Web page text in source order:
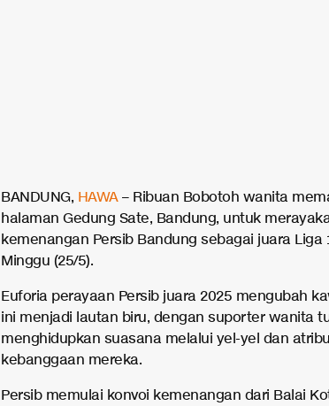
BANDUNG, HAWA– Ribuan Bobotoh wanita
halaman Gedung Sate, Bandung, untuk
kemenangan Persib Bandung sebagai juara Liga
Minggu (25/5).
Euforia perayaan Persib juara 2025 mengubah
ini menjadi lautan biru, dengan suporter wanita
menghidupkan suasana melalui yel-yel dan
kebanggaan mereka.
Persib memulai konvoi kemenangan dari Balai